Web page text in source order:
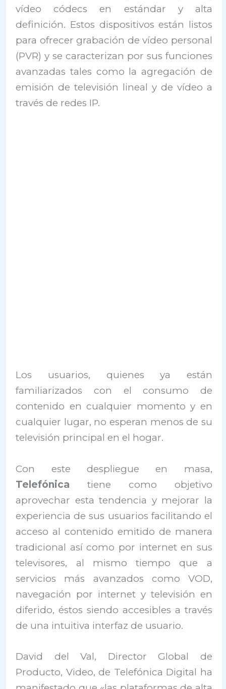
vídeo códecs en estándar y alta
definición. Estos dispositivos están listos
para ofrecer grabación de vídeo personal
(PVR) y se caracterizan por sus funciones
avanzadas tales como la agregación de
emisión de televisión lineal y de vídeo a
través de redes IP.
Los usuarios, quienes ya están
familiarizados con el consumo de
contenido en cualquier momento y en
cualquier lugar, no esperan menos de su
televisión principal en el hogar.
Con este despliegue en masa,
Telefónica tiene como objetivo
aprovechar esta tendencia y mejorar la
experiencia de sus usuarios facilitando el
acceso al contenido emitido de manera
tradicional así como por internet en sus
televisores, al mismo tiempo que a
servicios más avanzados como VOD,
navegación por internet y televisión en
diferido, éstos siendo accesibles a través
de una intuitiva interfaz de usuario.
David del Val, Director Global de
Producto, Video, de Telefónica Digital ha